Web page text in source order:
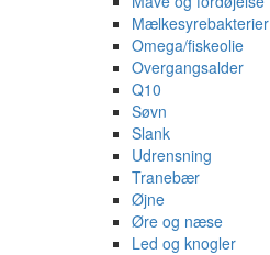
Mælkesyrebakterier
Omega/fiskeolie
Overgangsalder
Q10
Søvn
Slank
Udrensning
Tranebær
Øjne
Øre og næse
Led og knogler